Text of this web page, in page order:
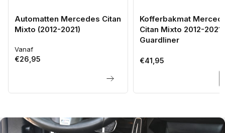
Automatten Mercedes Citan
Mixto (2012-2021)
Normale
prijs
Vanaf
€26,95
Kofferbakmat
Citan Mixto 2012-2021
Guardliner
Normale
€41,95